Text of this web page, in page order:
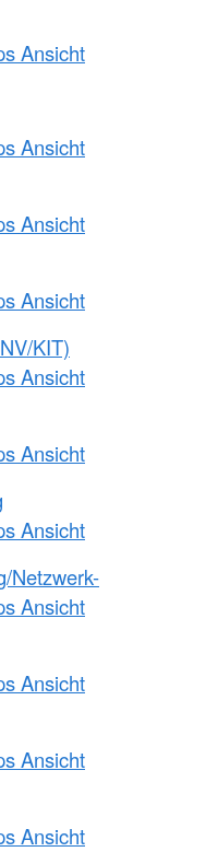
Ansicht
Ansicht
Ansicht
Ansicht
KIT)
Ansicht
Ansicht
Ansicht
Netzwerk-
Ansicht
Ansicht
Ansicht
Ansicht